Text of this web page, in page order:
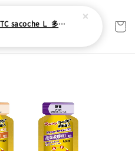
日系[ Karrimor ] TC sacoche Ｌ 多功能輕旅收納袋